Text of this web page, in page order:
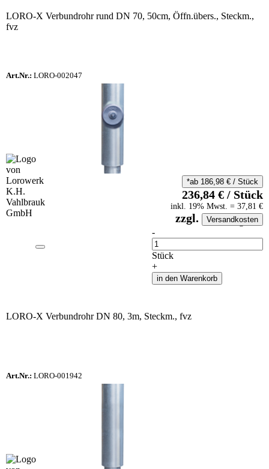
LORO-X Verbundrohr rund DN 70, 50cm, Öffn.übers., Steckm.,
fvz
Art.Nr.: LORO-002047
auf Anfrageliste
-
Anzahl
Stück
+
in den Warenkorb
*ab 186,98 €/ Stück
236,84 €/ Stück
inkl. 19% Mwst. = 37,81 €
zzgl. Versandkosten
LORO-X Verbundrohr DN 80, 3m, Steckm., fvz
Art.Nr.: LORO-001942